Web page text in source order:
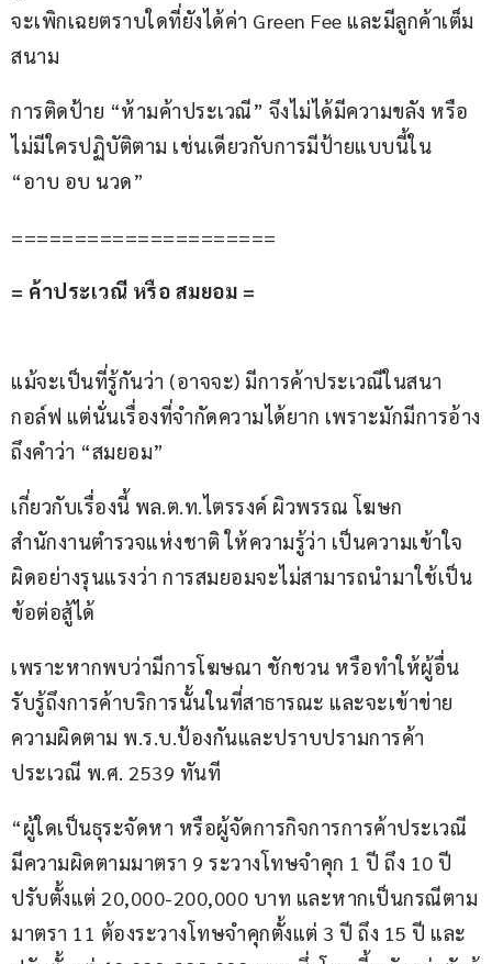
จะเพิกเฉยตราบใดที่ยังได้ค่า Green Fee และมีลูกค้าเต็ม
สนาม
การติดป้าย “ห้ามค้าประเวณี” จึงไม่ได้มีความขลัง หรือ
ไม่มีใครปฏิบัติตาม เช่นเดียวกับการมีป้ายแบบนี้ใน
“อาบ อบ นวด”
=====================
= ค้าประเวณี หรือ สมยอม =
แม้จะเป็นที่รู้กันว่า (อาจจะ) มีการค้าประเวณีในสนา
กอล์ฟ แต่นั่นเรื่องที่จำกัดความได้ยาก เพราะมักมีการอ้าง
ถึงคำว่า “สมยอม”
เกี่ยวกับเรื่องนี้ พล.ต.ท.ไตรรงค์ ผิวพรรณ โฆษก
สำนักงานตำรวจแห่งชาติ ให้ความรู้ว่า เป็นความเข้าใจ
ผิดอย่างรุนแรงว่า การสมยอมจะไม่สามารถนำมาใช้เป็น
ข้อต่อสู้ได้
เพราะหากพบว่ามีการโฆษณา ชักชวน หรือทำให้ผู้อื่น
รับรู้ถึงการค้าบริการนั้นในที่สาธารณะ และจะเข้าข่าย
ความผิดตาม พ.ร.บ.ป้องกันและปราบปรามการค้า
ประเวณี พ.ศ. 2539 ทันที
“ผู้ใดเป็นธุระจัดหา หรือผู้จัดการกิจการการค้าประเวณี
มีความผิดตามมาตรา 9 ระวางโทษจำคุก 1 ปี ถึง 10 ปี
ปรับตั้งแต่ 20,000-200,000 บาท และหากเป็นกรณีตาม
มาตรา 11 ต้องระวางโทษจำคุกตั้งแต่ 3 ปี ถึง 15 ปี และ